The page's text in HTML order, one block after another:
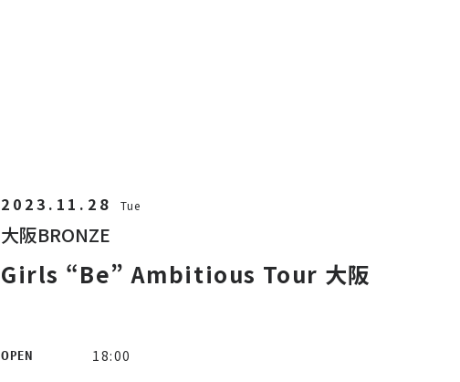
2023.11.28 Tue
大阪BRONZE
Girls “Be” Ambitious Tour 大阪
OPEN 18:00